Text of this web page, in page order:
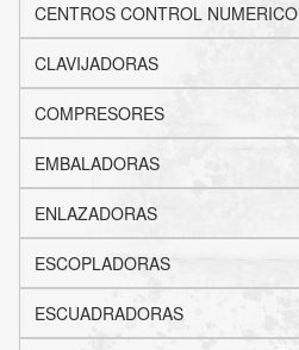
CENTROS CONTROL NUMERICO
CLAVIJADORAS
COMPRESORES
EMBALADORAS
ENLAZADORAS
ESCOPLADORAS
ESCUADRADORAS